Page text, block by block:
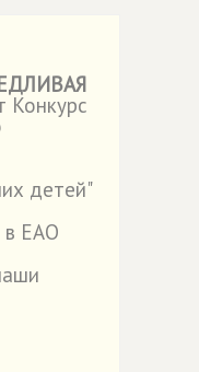
Конкурс
детей"
в ЕАО